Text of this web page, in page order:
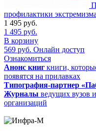
профилактики
1 495 руб.
1 495 руб.
В корзину
569 руб. Онлайн доступ
Ознакомиться
Анонс книг книги,
появятся на прилавках
Типография-партнер
Журналы ведущих вузов
организаций